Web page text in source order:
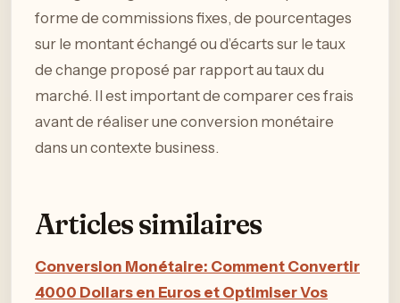
forme de commissions fixes, de pourcentages
sur le montant échangé ou d’écarts sur le taux
de change proposé par rapport au taux du
marché. Il est important de comparer ces frais
avant de réaliser une conversion monétaire
dans un contexte business.
Articles similaires
Conversion Monétaire: Comment Convertir
4000 Dollars en Euros et Optimiser Vos